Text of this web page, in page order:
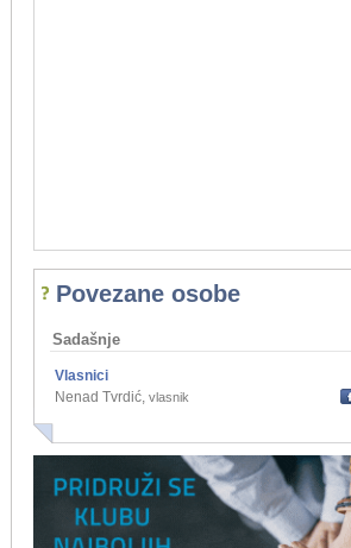
Povezane osobe
Sadašnje
Vlasnici
Nenad Tvrdić, vlasnik